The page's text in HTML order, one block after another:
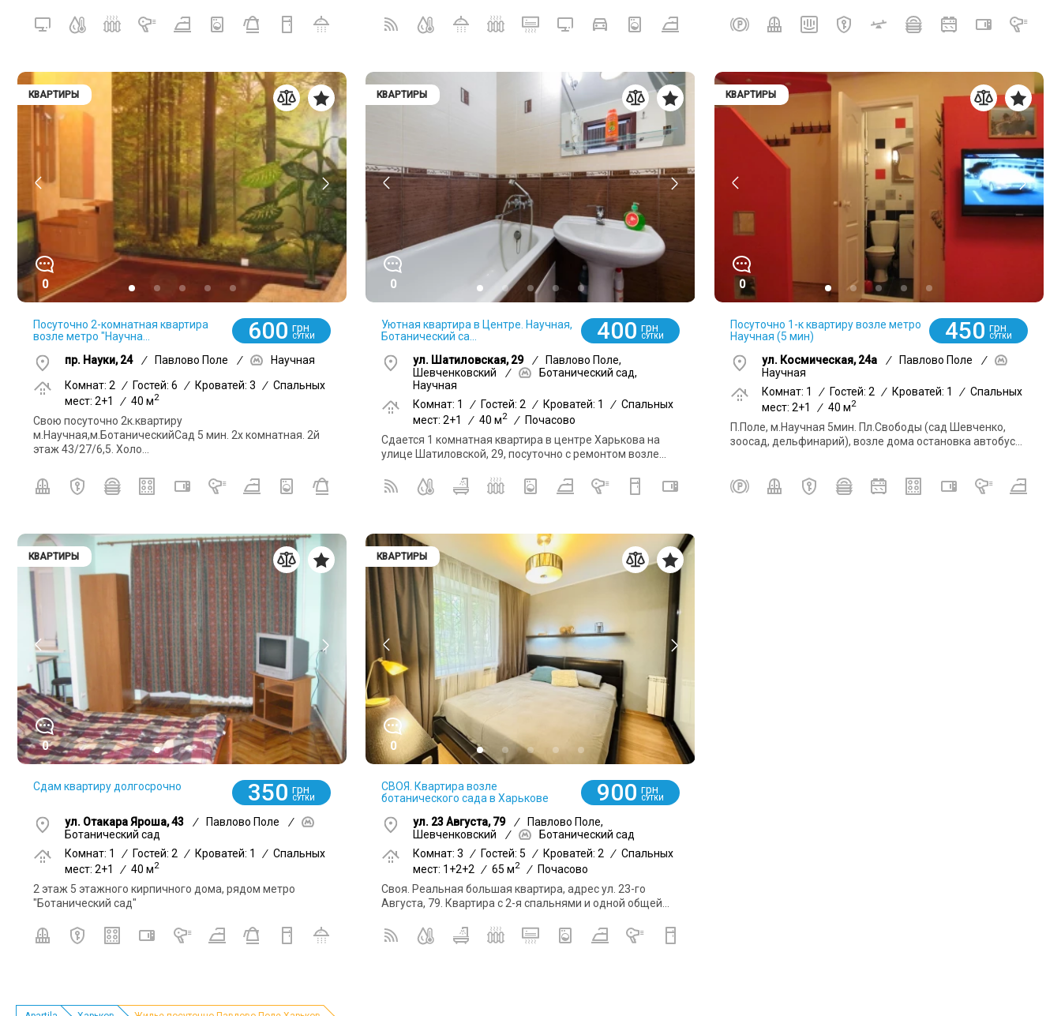
КВАРТИРЫ
0
Посуточно 2-комнатная квартира
возле метро "Научна...
600 грн
СУТКИ
пр. Науки, 24 / Павлово Поле /
Научная
Комнат: 2 / Гостей: 6 / Кроватей: 3 / Спальных
мест: 2+1
/ 40 м2
Свою посуточно 2к.квартиру
м.Научная,м.БотаническийСад 5 мин. 2х комнатная. 2й
этаж 43/27/6,5. Холо...
КВАРТИРЫ
0
Уютная квартира в Центре. Научная,
Ботанический са...
400 грн
СУТКИ
ул. Шатиловская, 29 /
Павлово Поле,
Шевченковский
/
Ботанический сад,
Научная
Комнат: 1
/ Гостей: 2 / Кроватей: 1 / Спальных
мест: 2+1
/ 40 м2 /
Почасово
Сдается 1 комнатная квартира в центре Харькова на
улице Шатиловской, 29, посуточно с ремонтом возле...
КВАРТИРЫ
0
Посуточно 1-к квартиру возле метро
Научная (5 мин)
450 грн
СУТКИ
ул. Космическая, 24а / Павлово Поле
/
Научная
Комнат: 1
/ Гостей: 2 / Кроватей: 1 / Спальных
мест: 2+1
/ 40 м2
П.Поле, м.Научная 5мин. Пл.Свободы (сад Шевченко,
зоосад, дельфинарий), возле дома остановка автобус...
КВАРТИРЫ
0
Сдам квартиру долгосрочно 350 грн
СУТКИ
ул. Отакара Яроша, 43 / Павлово Поле
/
Ботанический сад
Комнат: 1
/ Гостей: 2 / Кроватей: 1 / Спальных
мест: 2+1
/ 40 м2
2 этаж 5 этажного кирпичного дома, рядом метро
"Ботанический сад"
КВАРТИРЫ
0
СВОЯ. Квартира возле
ботанического сада в Харькове
900 грн
СУТКИ
ул. 23 Августа, 79 /
Павлово Поле,
Шевченковский
/
Ботанический сад
Комнат: 3 / Гостей: 5 / Кроватей: 2 / Спальных
мест: 1+2+2
/ 65 м2 /
Почасово
Своя. Реальная большая квартира, адрес ул. 23-го
Августа, 79. Квартира с 2-я спальнями и одной общей...